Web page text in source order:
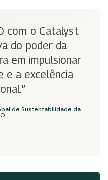
com o Catalyst
do poder da
em impulsionar
e a excelência
de Sustentabilidade da